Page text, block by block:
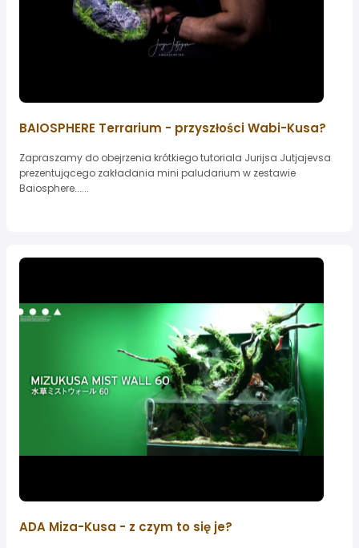
BAIOSPHERE Terrarium - przyszłości Wabi-Kusa?
Zapraszamy do obejrzenia krótkiego tutoriala Jurijsa Jutjajevsa
prezentującego zakładania mini paludarium w zestawie
Baiosphere......
ADA Miza-Kusa - z czym to się je?